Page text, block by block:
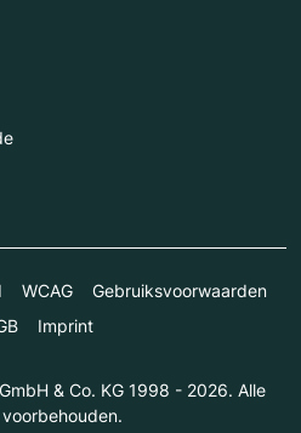
WCAG
Gebruiksvoorwaarden
Imprint
& Co. KG 1998 - 2026. Alle